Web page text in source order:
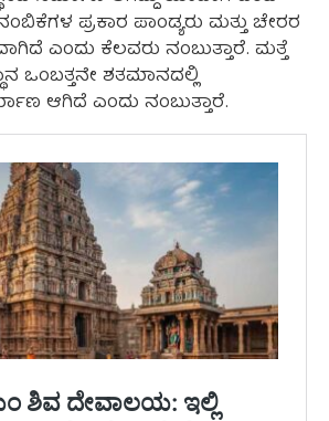
ಪ್ರಕಾರ ಪಾಂಡ್ಯರು ಮತ್ತು ಚೇರರ
ಎಂದು ಕೆಲವರು ನಂಬುತ್ತಾರೆ. ಮತ್ತೆ
ಒಂಬತ್ತನೇ ಶತಮಾನದಲ್ಲಿ
ಆಗಿದೆ ಎಂದು ನಂಬುತ್ತಾರೆ.